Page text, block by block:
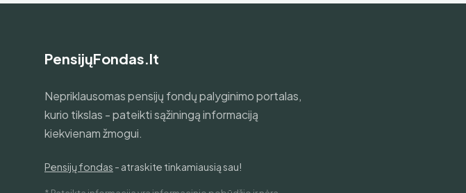
PensijųFondas.lt
Nepriklausomas pensijų fondų palyginimo portalas,
kurio tikslas - pateikti sąžiningą informaciją
kiekvienam žmogui.
Pensijų fondas - atraskite tinkamiausią sau!